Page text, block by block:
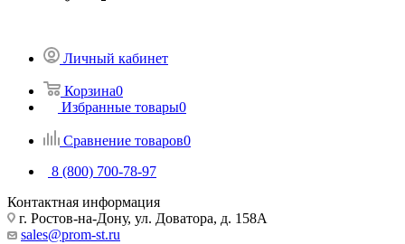
Личный кабинет
Корзина0
Избранные товары0
Сравнение товаров0
8 (800) 700-78-97
Контактная информация
г. Ростов-на-Дону, ул. Доватора, д. 158А
sales@prom-st.ru